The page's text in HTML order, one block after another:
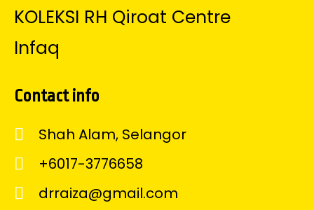
KOLEKSI RH Qiroat Centre
Infaq
Contact info
Shah Alam, Selangor
+6017-3776658
drraiza@gmail.com